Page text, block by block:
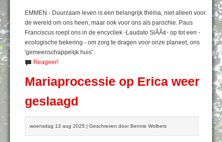
EMMEN - Duurzaam leven is een belangrijk thema, niet alleen voor
de wereld om ons heen, maar ook voor ons als parochie. Paus
Franciscus roept ons in de encycliek -Laudato SiÃÂ¢- op tot een -
ecologische bekering - om zorg te dragen voor onze planeet, ons
'gemeenschappelijk huis'.
Reageer!
Mariaprocessie op Erica weer
geslaagd
woensdag 13 aug 2025 | Geschreven door Bennie Wolbers